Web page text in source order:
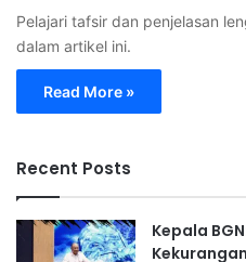
Pelajari tafsir dan penjelasan
dalam artikel ini.
Read More »
Recent Posts
Kepala